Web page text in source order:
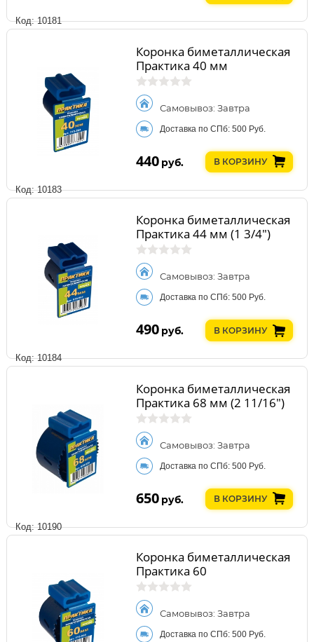
Код: 10181
Код: 10183
Коронка биметаллическая
Практика 40 мм
Самовывоз: Завтра
Доставка по СПб: 500 Руб.
440 руб. В КОРЗИНУ
Код: 10184
Коронка биметаллическая
Практика 44 мм (1 3/4")
Самовывоз: Завтра
Доставка по СПб: 500 Руб.
490 руб. В КОРЗИНУ
Код: 10190
Коронка биметаллическая
Практика 68 мм (2 11/16")
Самовывоз: Завтра
Доставка по СПб: 500 Руб.
650 руб. В КОРЗИНУ
Коронка биметаллическая
Практика 60
Самовывоз: Завтра
Доставка по СПб: 500 Руб.